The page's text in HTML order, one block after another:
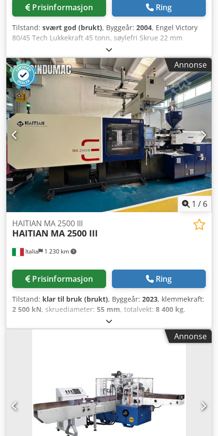
Prisinformasjon Ring
Tilstand: svært god (brukt), Byggeår: 2004, Engel Victory
80/45 Tech Lukkekraft 45 tonn, søylefri Skrue 22 mm
Dkjdpfeh Rawbsx Ambor Årsmodell 2004 Styreenhet CC
200
Annonse
1 / 6
Italia 1 230 km
HAITIAN MA 2500 III
HAITIAN MA 2500 III
Prisinformasjon Ring
Tilstand: klar til bruk (brukt), Byggeår: 2023, klemmekraft:
2 500 kN, skruediameter: 55 mm, totalvekt: 8 400 kg,
Hydraulisk sprøytestøpemaskin fra 2023. Denne HAITIAN
MA 2500 III har en låsekraft på 250 tonn og en
oppspenningsflate på 850 x 850 mm. Maskinen har et
høykvalitets sprøytestøpemaskin, bør du vurdere HAITIAN
MA 2500 III, som vi tilbyr for salg. Kontakt oss for mer
informasjon om denne maskinen. • Låseenhet •
Åpningskraft: 165 kN • Oppspenningsplate-størrelse: 850 x
850 mm • Åpningsvandring: 540 mm • Søyleafstand: 580 x
580 mm • Maks formhøyde: 580 mm • Min formhøyde: 220
mm • Utkastervandring: 150 mm • Utkasterkraft: 62 kN •
Annonse